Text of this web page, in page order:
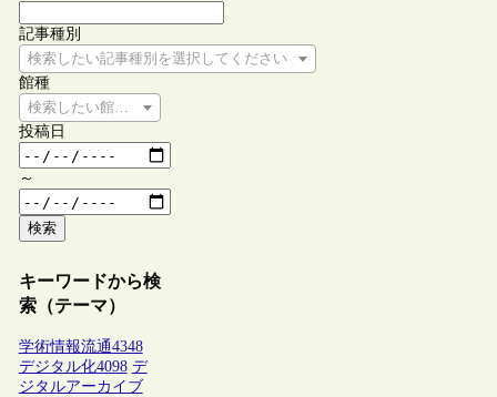
記事種別
検索したい記事種別を選択してください
館種
検索したい館種を選択してください
投稿日
～
検索
キーワードから検
索（テーマ）
学術情報流通4348
デジタル化4098 デ
ジタルアーカイブ